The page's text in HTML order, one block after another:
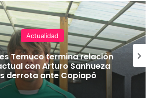
Actualidad
Temuco termina relación
con Arturo Sanhueza
derrota ante Copiapó